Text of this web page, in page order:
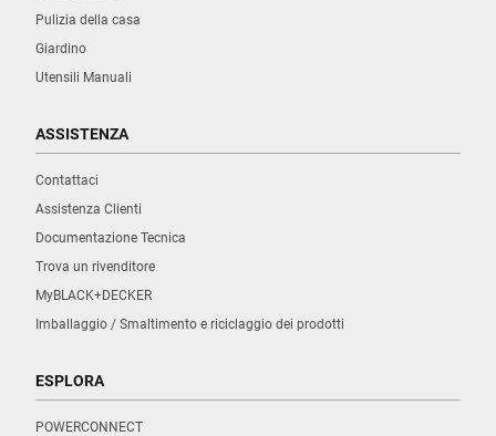
Pulizia della casa
Giardino
Utensili Manuali
ASSISTENZA
Contattaci
Assistenza Clienti
Documentazione Tecnica
Trova un rivenditore
MyBLACK+DECKER
Imballaggio / Smaltimento e riciclaggio dei prodotti
ESPLORA
POWERCONNECT